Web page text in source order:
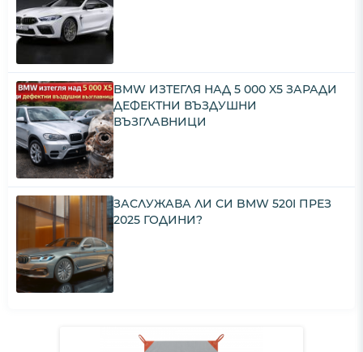
BMW ИЗТЕГЛЯ НАД 5 000 X5 ЗАРАДИ
ДЕФЕКТНИ ВЪЗДУШНИ
ВЪЗГЛАВНИЦИ
ЗАСЛУЖАВА ЛИ СИ BMW 520I ПРЕЗ
2025 ГОДИНИ?